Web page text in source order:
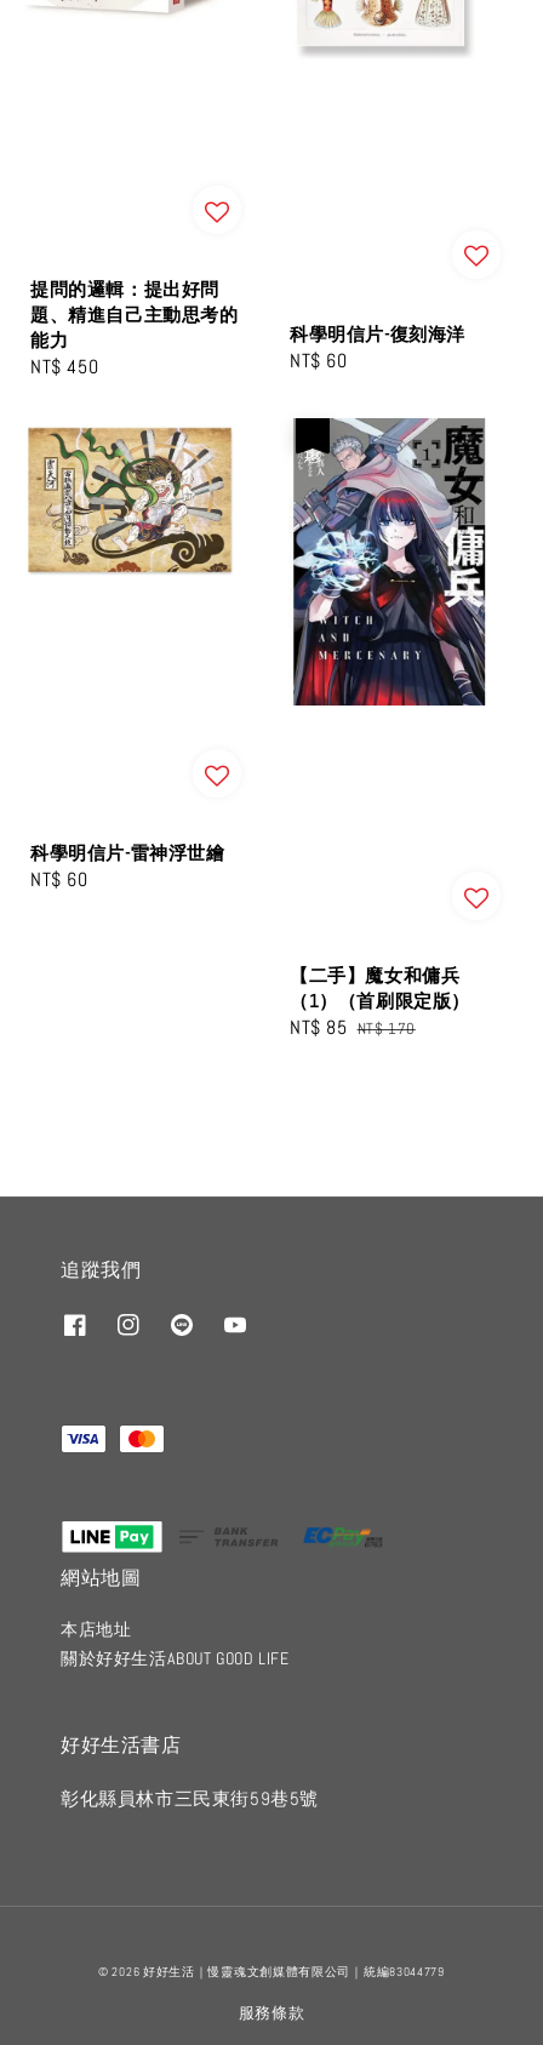
提問的邏輯：提出好問
題、精進自己主動思考的
能力
Regular
NT$ 450
科學明信片-復刻海洋
Regular
NT$ 60
科學明信片-雷神浮世繪
Regular
NT$ 60
【二手】魔女和傭兵
（1）（首刷限定版）
Sale
NT$ 85 Regular
NT$ 170
追蹤我們
網站地圖
本店地址
關於好好生活ABOUT GOOD LIFE
好好生活書店
彰化縣員林市三民東街59巷5號
© 2026 好好生活｜慢靈魂文創媒體有限公司｜統編83044779
服務條款